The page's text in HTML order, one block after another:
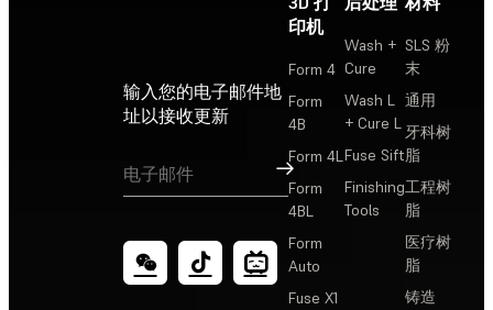
输入您的电子邮件地
址以接收更新
订阅
印机
Form 4
Form
4B
Form 4L
Form
4BL
Form
Auto
Fuse X1
Wash +
Cure
Wash L
+ Cure L
Fuse Sift
Finishing
Tools
SLS 粉
末
通用
牙科树
脂
工程树
脂
医疗树
脂
铸造